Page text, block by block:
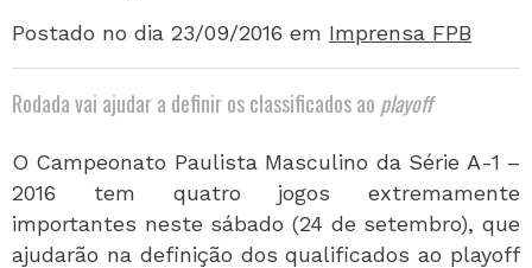
Postado no dia 23/09/2016 em Imprensa FPB
Rodada vai ajudar a definir os classificados ao playoff
O Campeonato Paulista Masculino da Série A-1 –
2016 tem quatro jogos extremamente
importantes neste sábado (24 de setembro), que
ajudarão na definição dos qualificados ao playoff